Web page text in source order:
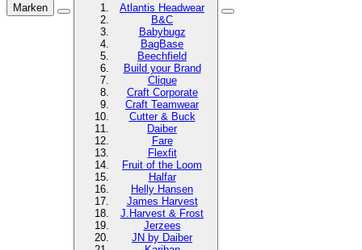
Marken
Atlantis Headwear
B&C
Babybugz
BagBase
Beechfield
Build your Brand
Clique
Craft Corporate
Craft Teamwear
Cutter & Buck
Daiber
Fare
Flexfit
Fruit of the Loom
Halfar
Helly Hansen
James Harvest
J.Harvest & Frost
Jerzees
JN by Daiber